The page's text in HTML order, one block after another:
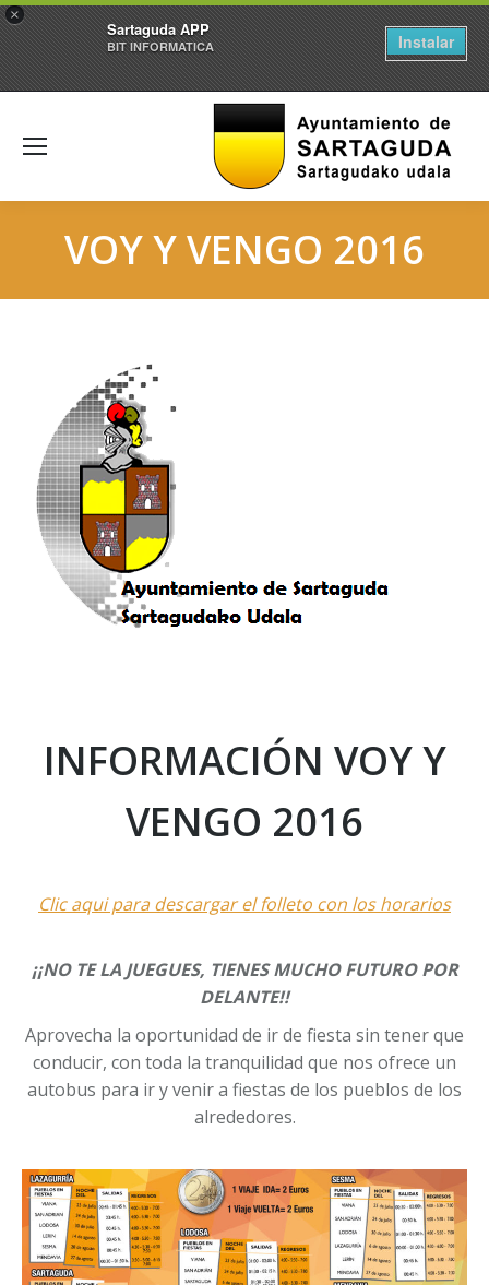
×
Sartaguda APP
BIT INFORMATICA Instalar
VOY Y VENGO 2016
INFORMACIÓN VOY Y
VENGO 2016
Clic aqui para descargar el folleto con los horarios
¡¡NO TE LA JUEGUES, TIENES MUCHO FUTURO POR
DELANTE!!
Aprovecha la oportunidad de ir de fiesta sin tener que
conducir, con toda la tranquilidad que nos ofrece un
autobus para ir y venir a fiestas de los pueblos de los
alrededores.